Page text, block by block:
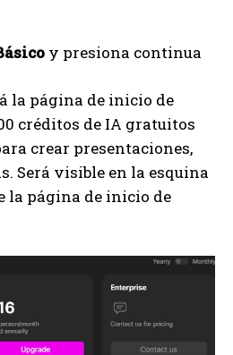
y presiona continua
la página de inicio de
créditos de IA gratuitos
crear presentaciones,
Será visible en la esquina
la página de inicio de